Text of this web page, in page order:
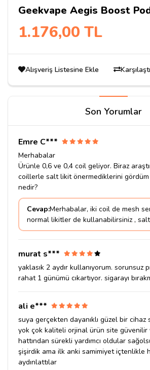
Geekvape Aegis Boost
1.176,00 TL
Alışveriş Listesine Ekle
Son Yorumlar
Emre C***
Merhabalar
Ürünle 0,6 ve 0,4 coil geliyor. Biraz
coillerle salt likit önermediklerini
nedir?
Cevap:Merhabalar, iki coil de mesh
normal likitler de kullanabilirsiniz ,
murat s***
yaklasık 2 aydır kullanıyorum. sorunsuz
rahat 1 günümü cıkartıyor. sigarayı
ali e***
suya gerçekten dayanıklı güzel bir cihaz
yok çok kaliteli orjinal ürün site güvenilir
hattından sürekli yardımcı oldular
şişirdik ama ilk anki samimiyet içtenlikle
aydınlattılar